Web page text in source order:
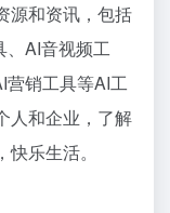
源和资讯，包括
、AI音视频工
营销工具等AI工
人和企业，了解
乐生活。